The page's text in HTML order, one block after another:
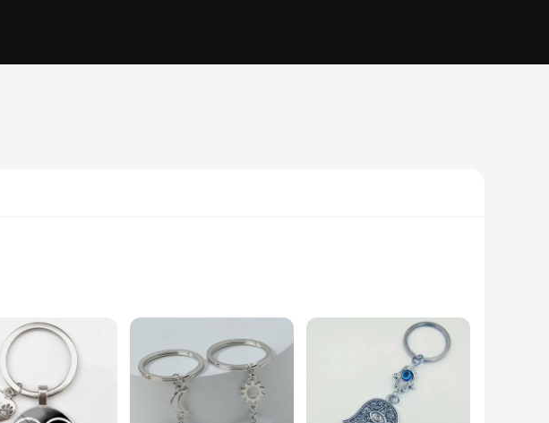
a modern, minimalist aesthetic, this key storage solution blends seamlessly with any
addition to your wall. Whether you're looking to organize your keys or add a